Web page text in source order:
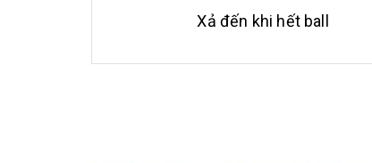
Xả đến khi hết ball